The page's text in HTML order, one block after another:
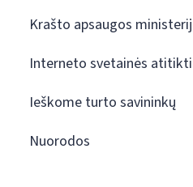
Krašto apsaugos
Interneto svetainės
Ieškome turto savininkų
Nuorodos